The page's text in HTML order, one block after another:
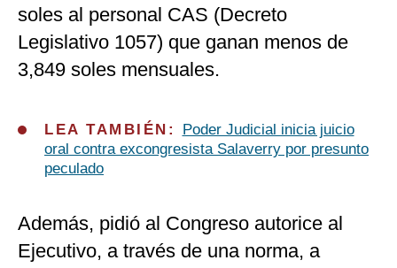
soles al personal CAS (Decreto
Legislativo 1057) que ganan menos de
3,849 soles mensuales.
LEA TAMBIÉN:
Poder Judicial inicia juicio
oral contra excongresista Salaverry por presunto
peculado
Además, pidió al Congreso autorice al
Ejecutivo, a través de una norma, a